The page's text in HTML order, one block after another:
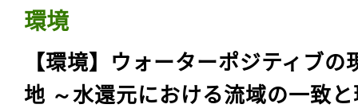
環境
【環境】ウォーターポジティブの
地 ～水還元における流域の一致